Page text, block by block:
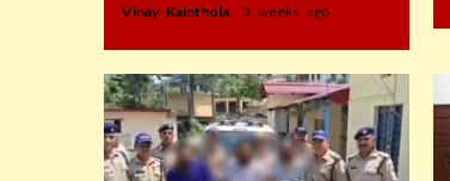
Vinay Kainthola 3 weeks ago